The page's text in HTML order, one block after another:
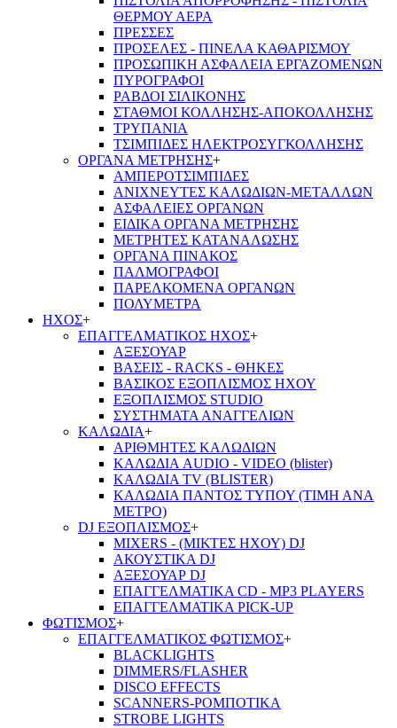
ΘΕΡΜΟΥ ΑΕΡΑ
ΠΡΕΣΣΕΣ
ΠΡΟΣΕΛΕΣ - ΠΙΝΕΛΑ ΚΑΘΑΡΙΣΜΟΥ
ΠΡΟΣΩΠΙΚΗ ΑΣΦΑΛΕΙΑ ΕΡΓΑΖΟΜΕΝΩΝ
ΠΥΡΟΓΡΑΦΟΙ
ΡΑΒΔΟΙ ΣΙΛΙΚΟΝΗΣ
ΣΤΑΘΜΟΙ ΚΟΛΛΗΣΗΣ-ΑΠΟΚΟΛΛΗΣΗΣ
ΤΡΥΠΑΝΙΑ
ΤΣΙΜΠΙΔΕΣ ΗΛΕΚΤΡΟΣΥΓΚΟΛΛΗΣΗΣ
ΟΡΓΑΝΑ ΜΕΤΡΗΣΗΣ+
ΑΜΠΕΡΟΤΣΙΜΠΙΔΕΣ
ΑΝΙΧΝΕΥΤΕΣ ΚΑΛΩΔΙΩΝ-ΜΕΤΑΛΛΩΝ
ΑΣΦΑΛΕΙΕΣ ΟΡΓΑΝΩΝ
ΕΙΔΙΚΑ ΟΡΓΑΝΑ ΜΕΤΡΗΣΗΣ
ΜΕΤΡΗΤΕΣ ΚΑΤΑΝΑΛΩΣΗΣ
ΟΡΓΑΝΑ ΠΙΝΑΚΟΣ
ΠΑΛΜΟΓΡΑΦΟΙ
ΠΑΡΕΛΚΟΜΕΝΑ ΟΡΓΑΝΩΝ
ΠΟΛΥΜΕΤΡΑ
ΗΧΟΣ+
ΕΠΑΓΓΕΛΜΑΤΙΚΟΣ ΗΧΟΣ+
ΑΞΕΣΟΥΑΡ
ΒΑΣΕΙΣ - RACKS - ΘΗΚΕΣ
ΒΑΣΙΚΟΣ ΕΞΟΠΛΙΣΜΟΣ ΗΧΟΥ
ΕΞΟΠΛΙΣΜΟΣ STUDIO
ΣΥΣΤΗΜΑΤΑ ΑΝΑΓΓΕΛΙΩΝ
ΚΑΛΩΔΙΑ+
ΑΡΙΘΜΗΤΕΣ ΚΑΛΩΔΙΩΝ
ΚΑΛΩΔΙΑ AUDIO - VIDEO (blister)
ΚΑΛΩΔΙΑ TV (BLISTER)
ΚΑΛΩΔΙΑ ΠΑΝΤΟΣ ΤΥΠΟΥ (ΤΙΜΗ ΑΝΑ
ΜΕΤΡΟ)
DJ ΕΞΟΠΛΙΣΜΟΣ+
MIXERS - (ΜΙΚΤΕΣ ΗΧΟΥ) DJ
ΑΚΟΥΣΤΙΚΑ DJ
ΑΞΕΣΟΥΑΡ DJ
ΕΠΑΓΓΕΛΜΑΤΙΚΑ CD - ΜΡ3 PLAYERS
ΕΠΑΓΓΕΛΜΑΤΙΚΑ PICK-UP
ΦΩΤΙΣΜΟΣ+
ΕΠΑΓΓΕΛΜΑΤΙΚΟΣ ΦΩΤΙΣΜΟΣ+
BLACKLIGHTS
DIMMERS/FLASHER
DISCO EFFECTS
SCANNERS-ΡΟΜΠΟΤΙΚΑ
STROBE LIGHTS